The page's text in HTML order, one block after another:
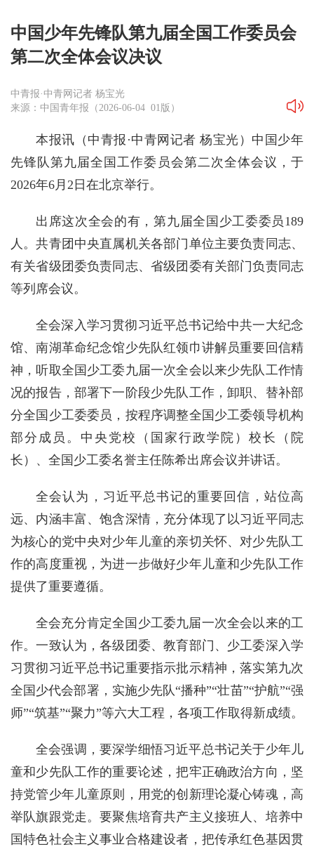
中国少年先锋队第九届全国工作委员会
第二次全体会议决议
中青报·中青网记者 杨宝光
来源：中国青年报（2026-06-04 01版）
本报讯（中青报·中青网记者 杨宝光）中国少年
先锋队第九届全国工作委员会第二次全体会议，于
2026年6月2日在北京举行。
出席这次全会的有，第九届全国少工委委员189
人。共青团中央直属机关各部门单位主要负责同志、
有关省级团委负责同志、省级团委有关部门负责同志
等列席会议。
全会深入学习贯彻习近平总书记给中共一大纪念
馆、南湖革命纪念馆少先队红领巾讲解员重要回信精
神，听取全国少工委九届一次全会以来少先队工作情
况的报告，部署下一阶段少先队工作，卸职、替补部
分全国少工委委员，按程序调整全国少工委领导机构
部分成员。中央党校（国家行政学院）校长（院
长）、全国少工委名誉主任陈希出席会议并讲话。
全会认为，习近平总书记的重要回信，站位高
远、内涵丰富、饱含深情，充分体现了以习近平同志
为核心的党中央对少年儿童的亲切关怀、对少先队工
作的高度重视，为进一步做好少年儿童和少先队工作
提供了重要遵循。
全会充分肯定全国少工委九届一次全会以来的工
作。一致认为，各级团委、教育部门、少工委深入学
习贯彻习近平总书记重要指示批示精神，落实第九次
全国少代会部署，实施少先队“播种”“壮苗”“护航”“强
师”“筑基”“聚力”等六大工程，各项工作取得新成绩。
全会强调，要深学细悟习近平总书记关于少年儿
童和少先队工作的重要论述，把牢正确政治方向，坚
持党管少年儿童原则，用党的创新理论凝心铸魂，高
举队旗跟党走。要聚焦培育共产主义接班人、培养中
国特色社会主义事业合格建设者，把传承红色基因贯